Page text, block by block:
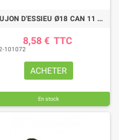
GOUJON D'ESSIEU Ø18 CAN 11 L54
8,58 € TTC
101072
ACHETER
En stock